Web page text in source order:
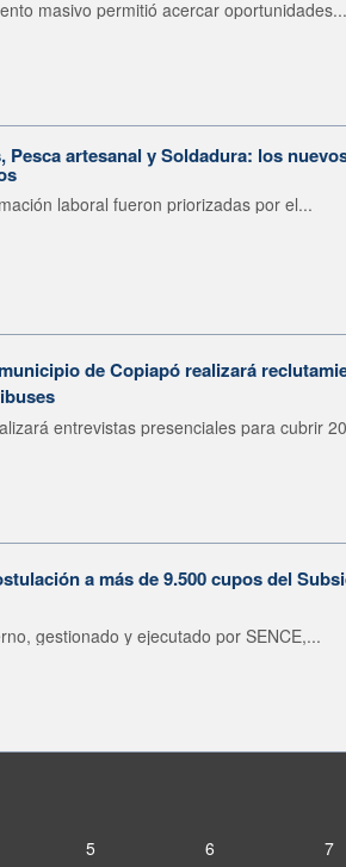
masivo permitió acercar oportunidades...
artesanal y Soldadura: los
laboral fueron priorizadas por el...
de Copiapó realizará
entrevistas presenciales para cubrir
a más de 9.500 cupos del
gestionado y ejecutado por SENCE,...
5 6 7